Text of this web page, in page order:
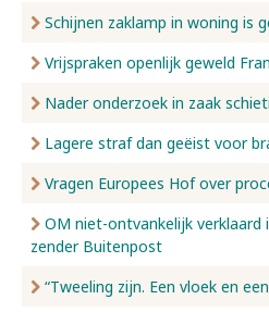
Schijnen zaklamp in woning is
Vrijspraken openlijk geweld
Nader onderzoek in zaak
Lagere straf dan geëist voor
Vragen Europees Hof over
OM niet-ontvankelijk verklaard
zender Buitenpost
“Tweeling zijn. Een vloek en